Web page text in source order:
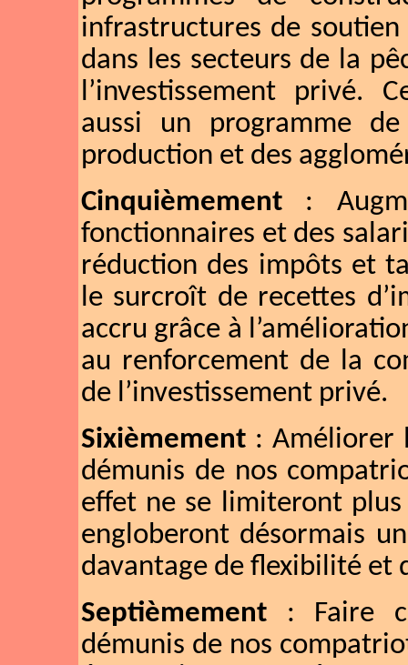
infrastructures de
dans les secteurs de la
l’investissement privé.
aussi un programme
production et des
Cinquièmement :
fonctionnaires et des
réduction des impôts et
le surcroît de recettes
accru grâce à
au renforcement de la
de l’investissement privé.
Sixièmement : Améliorer
démunis de nos
effet ne se limiteront
engloberont désormais
davantage de flexibilité et
Septièmement : Faire
démunis de nos